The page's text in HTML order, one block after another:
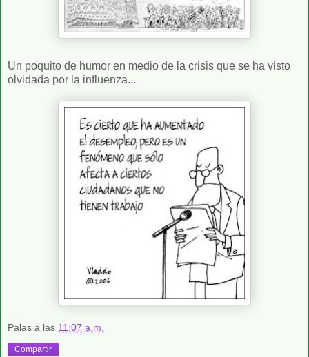
Un poquito de humor en medio de la crisis que se ha visto
olvidada por la influenza...
Palas a las 11:07 a.m.
Compartir